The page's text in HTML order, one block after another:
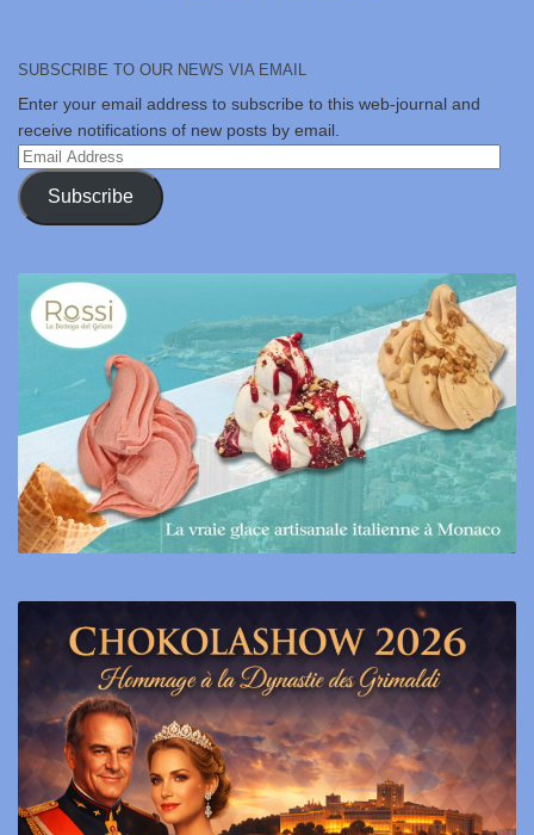
SUBSCRIBE TO OUR NEWS VIA EMAIL
Enter your email address to subscribe to this web-journal and
receive notifications of new posts by email.
Email
Address
Subscribe